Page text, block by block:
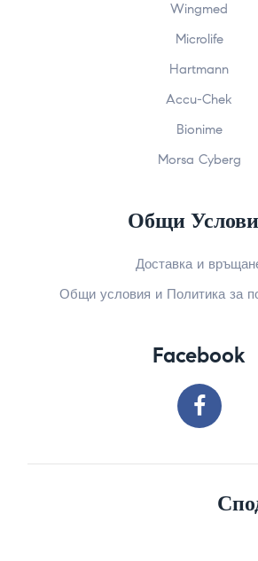
Wingmed
Microlife
Hartmann
Accu-Chek
Bionime
Morsa Cyberg
Общи
Доставка и
Общи условия и Политика за
Facebook